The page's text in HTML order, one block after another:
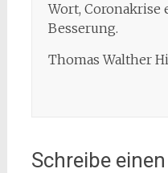
Wort, Coronakrise
Besserung.
Thomas Walther
Schreibe